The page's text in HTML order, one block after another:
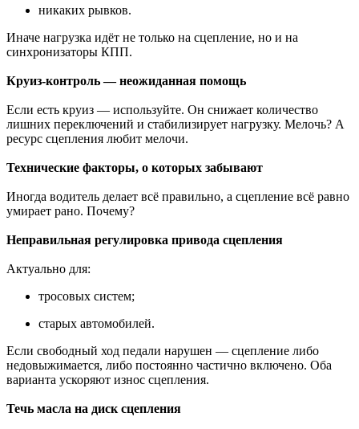
никаких рывков.
Иначе нагрузка идёт не только на сцепление, но и на
синхронизаторы КПП.
Круиз-контроль — неожиданная помощь
Если есть круиз — используйте. Он снижает количество
лишних переключений и стабилизирует нагрузку. Мелочь? А
ресурс сцепления любит мелочи.
Технические факторы, о которых забывают
Иногда водитель делает всё правильно, а сцепление всё равно
умирает рано. Почему?
Неправильная регулировка привода сцепления
Актуально для:
тросовых систем;
старых автомобилей.
Если свободный ход педали нарушен — сцепление либо
недовыжимается, либо постоянно частично включено. Оба
варианта ускоряют износ сцепления.
Течь масла на диск сцепления